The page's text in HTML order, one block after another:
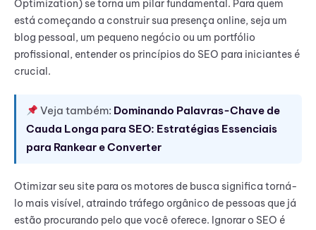
Optimization) se torna um pilar fundamental. Para quem
está começando a construir sua presença online, seja um
blog pessoal, um pequeno negócio ou um portfólio
profissional, entender os princípios do SEO para iniciantes é
crucial.
Veja também: Dominando Palavras-Chave de
Cauda Longa para SEO: Estratégias Essenciais
para Rankear e Converter
Otimizar seu site para os motores de busca significa torná-
lo mais visível, atraindo tráfego orgânico de pessoas que já
estão procurando pelo que você oferece. Ignorar o SEO é